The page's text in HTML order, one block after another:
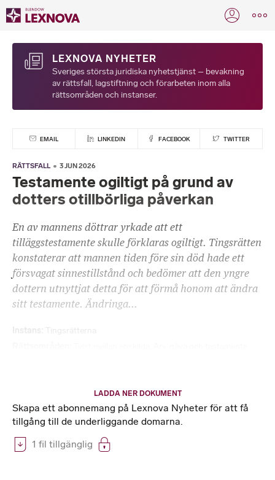
LEXNOVA NYHETER
Sveriges största juridiska nyhetstjänst – bevakning
av rättsfall, lagstiftning och förarbeten inom alla
rättsområden och instanser.
EMAIL LINKEDIN FACEBOOK TWITTER
RÄTTSFALL 3 JUN 2026
Testamente ogiltigt på grund av
dotters otillbörliga påverkan
En av mannens döttrar yrkade att ett
tilläggstestamente skulle förklaras ogiltigt. Tingsrätten
konstaterar att mannen tiden före sin död hade ett
försvagat sinnestillstånd och bedömer att den yngre
dottern utnyttjat detta för att förmå honom att ändra
sitt testamente. Ändringa...
Tingsrätterna
LADDA NER DOKUMENT
Skapa ett abonnemang på Lexnova Nyheter för att få
tillgång till de underliggande domarna.
1 fil tillgänglig